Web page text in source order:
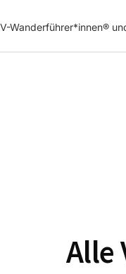
Wanderführer*innen®
Alle